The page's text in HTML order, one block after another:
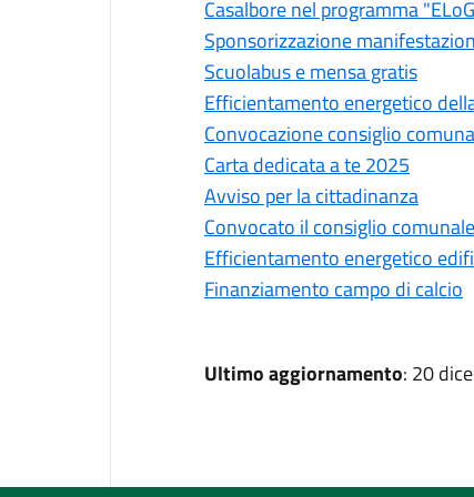
Casalbore nel programma
Sponsorizzazione
Scuolabus e mensa gratis
Efficientamento energetico
Convocazione consiglio
Carta dedicata a te 2025
Avviso per la cittadinanza
Convocato il consiglio comunale
Efficientamento energetico
Finanziamento campo di calcio
Ultimo aggiornamento: 20